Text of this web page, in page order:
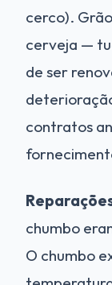
cerco).
cerveja —
de ser
contratos
chumbo
O chumbo